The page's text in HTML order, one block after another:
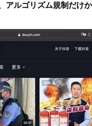
アルゴリズム規制だけか